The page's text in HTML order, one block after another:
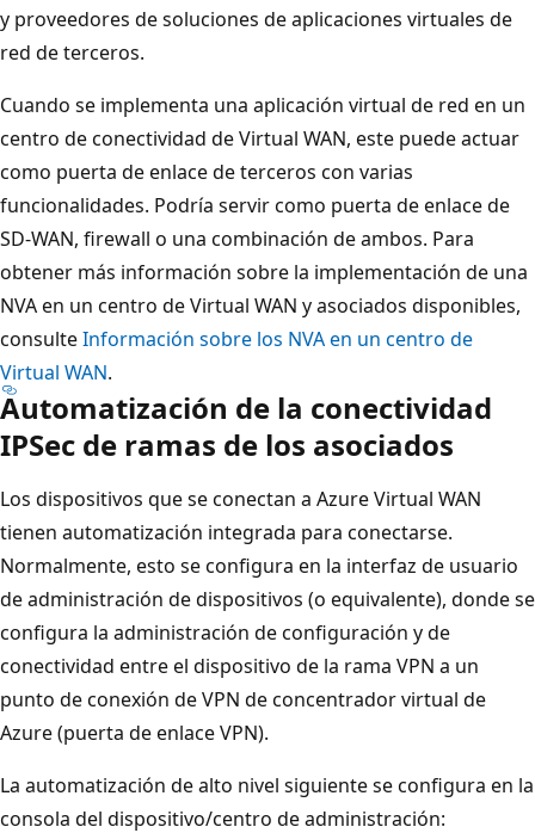
y proveedores de soluciones de aplicaciones virtuales de
red de terceros.
Cuando se implementa una aplicación virtual de red en un
centro de conectividad de Virtual WAN, este puede actuar
como puerta de enlace de terceros con varias
funcionalidades. Podría servir como puerta de enlace de
SD-WAN, firewall o una combinación de ambos. Para
obtener más información sobre la implementación de una
NVA en un centro de Virtual WAN y asociados disponibles,
consulteInformación sobre los NVA en un centro de
Virtual WAN.
Automatización de la conectividad
IPSec de ramas de los asociados
Los dispositivos que se conectan a Azure Virtual WAN
tienen automatización integrada para conectarse.
Normalmente, esto se configura en la interfaz de usuario
de administración de dispositivos (o equivalente), donde se
configura la administración de configuración y de
conectividad entre el dispositivo de la rama VPN a un
punto de conexión de VPN de concentrador virtual de
Azure (puerta de enlace VPN).
La automatización de alto nivel siguiente se configura en la
consola del dispositivo/centro de administración: